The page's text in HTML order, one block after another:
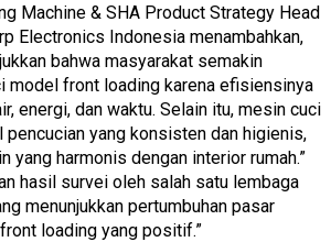
Machine & SHA Product Strategy Head
Electronics Indonesia menambahkan,
bahwa masyarakat semakin
model front loading karena efisiensinya
energi, dan waktu. Selain itu, mesin cuci
pencucian yang konsisten dan higienis,
yang harmonis dengan interior rumah.”
hasil survei oleh salah satu lembaga
menunjukkan pertumbuhan pasar
loading yang positif.”